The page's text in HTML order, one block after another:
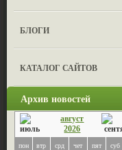
БЛОГИ
КАТАЛОГ САЙТОВ
Архив новостей
август
2026
пон втр срд чет пят суб